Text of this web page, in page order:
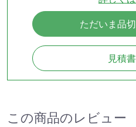
ただいま品切
見積
この商品のレビュー